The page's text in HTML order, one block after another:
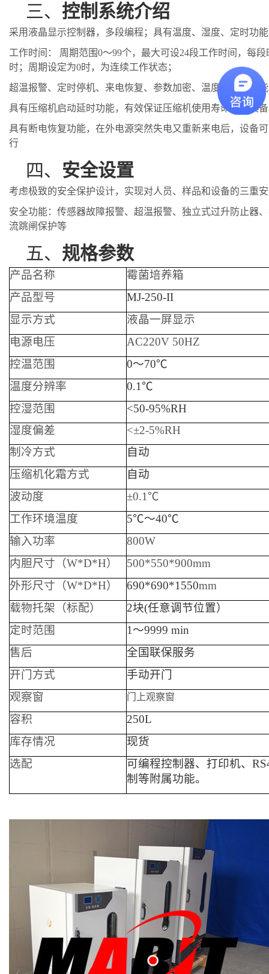
三、 控制系统介绍
采用液晶显示控制器，多段编程；具有温度、湿度、定时功
工作时间：
周期范围0～99个，最大可设24段工作时间，每
时；周期设定为0时，为连续工作状态；
超温报警、定时停机、来电恢复、参数加密、温度修正等功
具有压缩机启动延时功能，有效保证压缩机使用寿命；并具
具有断电恢复功能，在外电源突然失电又重新来电后，设备
行
四、 安全设置
考虑极致的安全保护设计，实现对人员、样品和设备的三重
安全功能：传感器故障报警、超温报警、独立式过升防止器
流跳闸保护等
五、 规格参数
产品名称 霉菌培养箱
产品型号
MJ-250-II
显示方式
液晶一屏显示
电源电压
AC220V 50HZ
控温范围
0～70℃
温度分辨率
0.1℃
控湿范围
<50-95%RH
湿度偏差
<±2-5%RH
制冷方式
自动
压缩机化霜方式
自动
波动度
±0.1℃
工作环境温度
5℃～40℃
输入功率
800W
内胆尺寸（W*D*H）
500*550*900mm
外形尺寸（W*D*H）
690*690*1550mm
载物托架（标配）
2块(任意调节位置）
定时范围
1～9999 min
售后
全国联保服务
开门方式
手动开门
观察窗
门上观察窗
容积
250L
库存情况
现货
选配
可编程控制器、 打印机、
制等附属功能。